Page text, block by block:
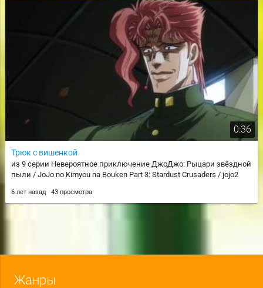
0:36
Трюк с вишенкой
из 9 серии Невероятное приключение ДжоДжо: Рыцари звёздной
пыли / JoJo no Kimyou na Bouken Part 3: Stardust Crusaders / jojo2
6 лет назад 43 просмотра
Жанры